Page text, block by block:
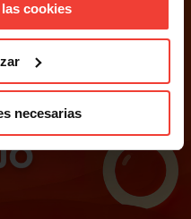
cookies
necesarias